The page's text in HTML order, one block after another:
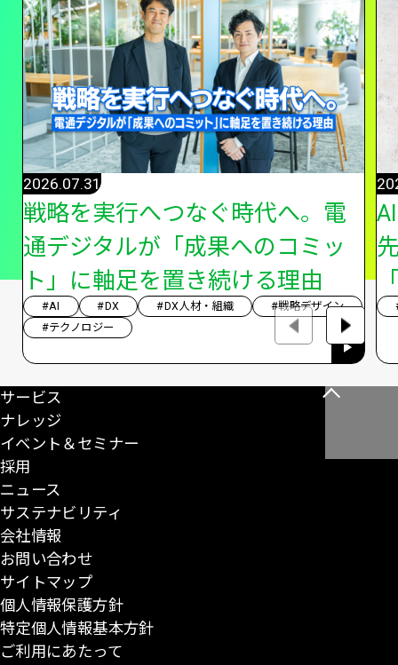
戦略を実行へつなぐ時代へ。電
通デジタルが「成果へのコミッ
ト」に軸足を置き続ける理由
2026.07.31
#AI #DX #DX人材・組織
#戦略デザイン
#テクノロジー
こ
サービス
ナレッジ
イベント＆セミナー
採用
ニュース
サステナビリティ
会社情報
お問い合わせ
サイトマップ
個人情報保護方針
特定個人情報基本方針
ご利用にあたって